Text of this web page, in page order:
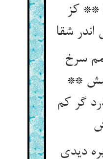
** کز
شقا
سرخ
**
گر کم
دیدی